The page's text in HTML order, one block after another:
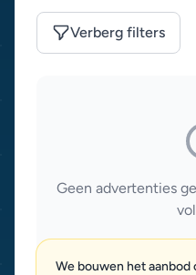
Verberg filters
Geen advertenties
We bouwen het aanbod